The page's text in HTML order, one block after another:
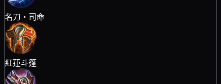
名刀・司命
紅蓮斗篷